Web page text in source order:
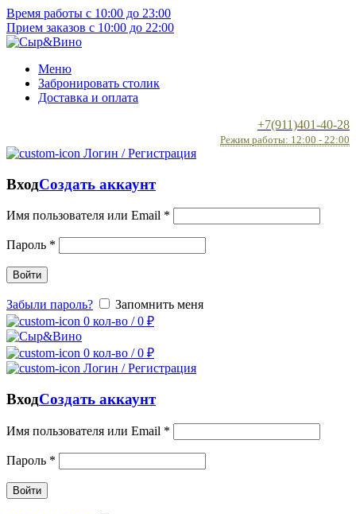
Время работы с 10:00 до 23:00
Прием заказов с 10:00 до 22:00
Меню
Забронировать столик
Доставка и оплата
+7(911)401-40-28
Режим работы: 12:00 - 22:00
Логин / Регистрация
ВходСоздать аккаунт
Имя пользователя или Email *
Пароль *
Войти
Забыли пароль?
Запомнить меня
0 кол-во / 0 ₽
0 кол-во / 0 ₽
Логин / Регистрация
ВходСоздать аккаунт
Имя пользователя или Email *
Пароль *
Войти